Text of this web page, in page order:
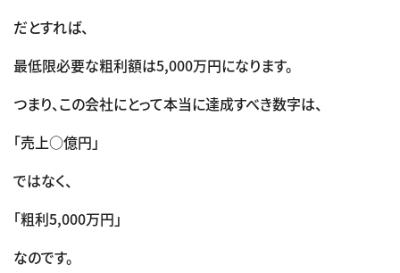
だとすれば、
最低限必要な粗利額は5,000万円になります。
つまり、この会社にとって本当に達成すべき数字は、
「売上○億円」
ではなく、
「粗利5,000万円」
なのです。